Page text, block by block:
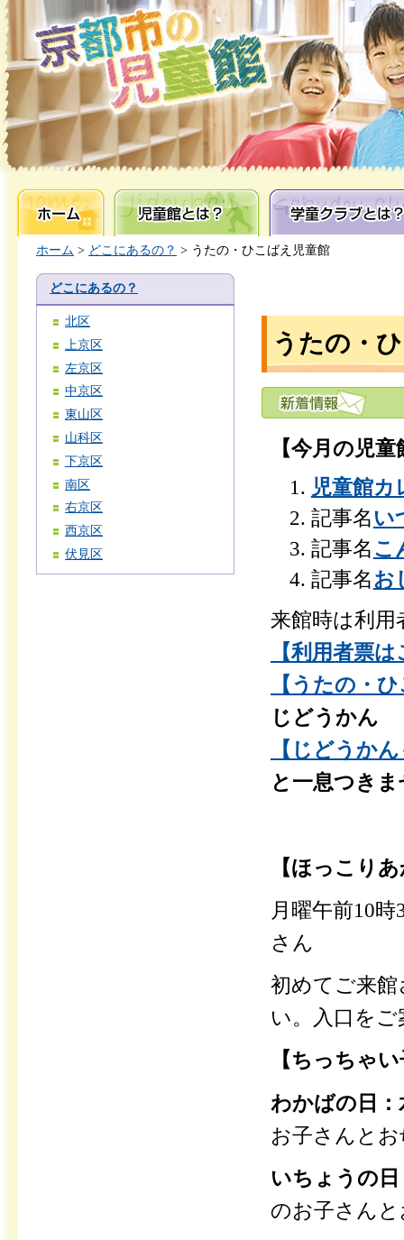
ホーム 児童館とは？ 学童クラブとは？
ホーム > どこにあるの？ > うたの・ひこばえ児童館
どこにあるの？
北区
上京区
左京区
中京区
東山区
山科区
下京区
南区
右京区
西京区
伏見区
うたの・
【今月の児
児童館カ
記事名 い
記事名 こ
記事名お
来館時は利
【利用者票
【うたの・
じどうかん
【じどうか
と一息つき
【ほっこり
月曜午前10時
さん
初めてご来
い。入口を
【ちっちゃ
わかばの日：
お子さんと
いちょうの
のお子さん